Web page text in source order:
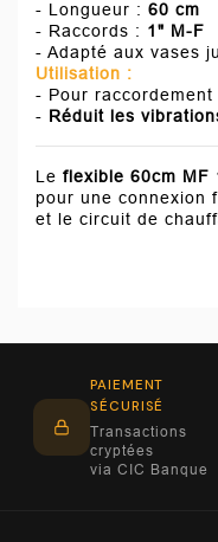
- Longueur : 60 cm
- Raccords : 1" M-F
- Adapté aux vases
Utilisation :
- Pour raccordement
- Réduit les
Le flexible 60cm MF
pour une connexion
et le circuit de
PAIEMENT
SÉCURISÉ
Transactions
cryptées
via CIC Banque